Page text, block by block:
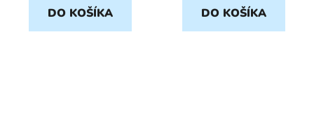
DO KOŠÍKA DO KOŠÍKA